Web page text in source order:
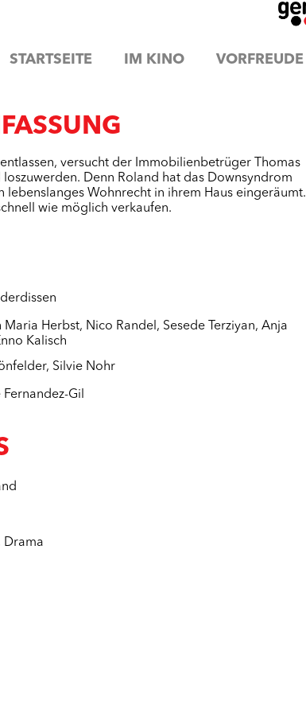
STARTSEITE IM KINO VORFREUDE
versucht der Immobilienbetrüger Thomas
Denn Roland hat das Downsyndrom
lebenslanges Wohnrecht in ihrem Haus eingeräumt.
wie möglich verkaufen.
Maria Herbst, Nico Randel , Sesede Terziyan,Anja
Kalisch
, Silvie Nohr
Gil
Drama